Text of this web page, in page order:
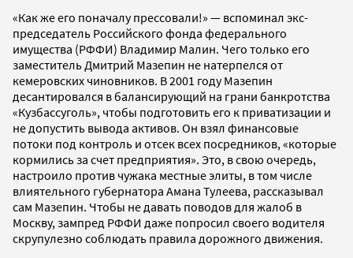
«Как же его поначалу прессовали!» — вспоминал экс-
председатель Российского фонда федерального
имущества (РФФИ) Владимир Малин. Чего только его
заместитель Дмитрий Мазепин не натерпелся от
кемеровских чиновников. В 2001 году Мазепин
десантировался в балансирующий на грани банкротства
«Кузбассуголь», чтобы подготовить его к приватизации и
не допустить вывода активов. Он взял финансовые
потоки под контроль и отсек всех посредников, «которые
кормились за счет предприятия». Это, в свою очередь,
настроило против чужака местные элиты, в том числе
влиятельного губернатора Амана Тулеева, рассказывал
сам Мазепин. Чтобы не давать поводов для жалоб в
Москву, зампред РФФИ даже попросил своего водителя
скрупулезно соблюдать правила дорожного движения.